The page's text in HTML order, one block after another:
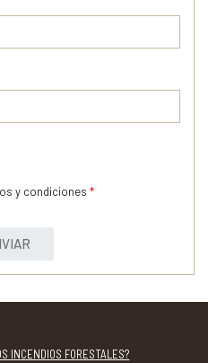
y condiciones *
INCENDIOS FORESTALES?